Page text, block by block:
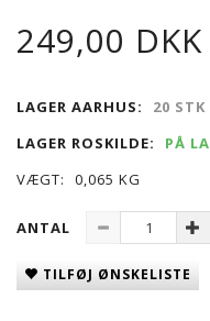
249,00 DKK
LAGER AARHUS:
20 STK
LAGER ROSKILDE:
PÅ
VÆGT:
0,065 KG
ANTAL
TILFØJ ØNSKELISTE